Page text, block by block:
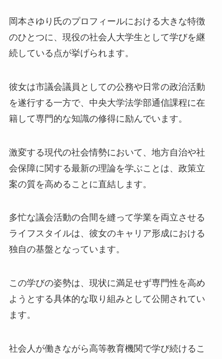
岡本さゆり氏のプロフィールにおける大きな特徴
のひとつに、現役の社会人大学生として学びを継
続している点が挙げられます。
彼女は市議会議員としての公務や日常の政治活動
を遂行する一方で、中央大学法学部通信課程に在
籍して専門的な知識の修得に励んでいます。
激変する現代の社会情勢において、地方自治や社
会保障に関する最新の理論を学ぶことは、政策立
案の質を高めることに直結します。
多忙な議会活動の合間を縫って学業を両立させる
ライフスタイルは、彼女のキャリア形成における
独自の基盤となっています。
この学びの姿勢は、現状に満足せず専門性を高め
ようとする具体的な取り組みとして公開されてい
ます。
社会人が働きながら高等教育機関で学び続けるこ